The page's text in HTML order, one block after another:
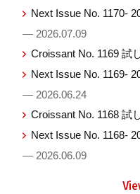
Next Issue No. 1170-
— 2026.07.09
Croissant No. 1169 試
Next Issue No. 1169-
— 2026.06.24
Croissant No. 1168 試
Next Issue No. 1168-
— 2026.06.09